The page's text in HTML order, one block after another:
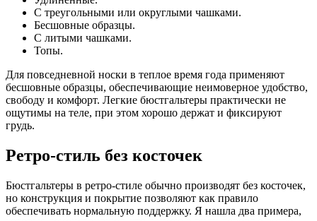
С треугольными или округлыми чашками.
Бесшовные образцы.
С литыми чашками.
Топы.
Для повседневной носки в теплое время года применяют
бесшовные образцы, обеспечивающие неимоверное удобство,
свободу и комфорт. Легкие бюстгальтеры практически не
ощутимы на теле, при этом хорошо держат и фиксируют
грудь.
Ретро-стиль без косточек
Бюстгальтеры в ретро-стиле обычно производят без косточек,
но конструкция и покрытие позволяют как правило
обеспечивать нормальную поддержку. Я нашла два примера,